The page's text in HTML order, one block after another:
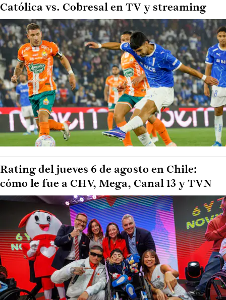
Católica vs. Cobresal en TV y streaming
Rating del jueves 6 de agosto en Chile:
cómo le fue a CHV, Mega, Canal 13 y TVN